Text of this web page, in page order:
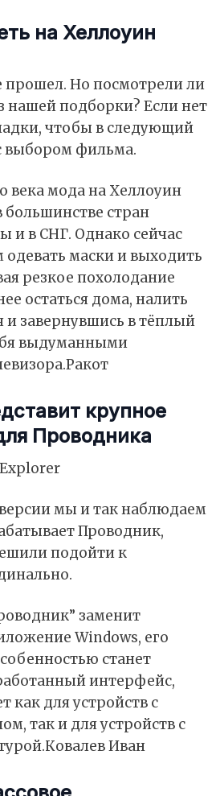
на Хеллоуин
прошел. Но посмотрели ли
нашей подборки? Если нет
чтобы в следующий
выбором фильма.
века мода на Хеллоуин
большинстве стран
и в СНГ. Однако сейчас
маски и выходить
резкое похолодание
остаться дома, налить
и завернувшись в тёплый
выдуманными
Ракот
крупное
Проводника
мы и так наблюдаем
Проводник,
подойти к
заменит
Windows, его
станет
интерфейс,
как для устройств с
так и для устройств с
Ковалев Иван